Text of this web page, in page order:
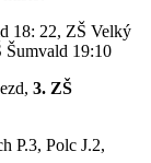
18: 22, ZŠ Velký
Šumvald 19:10
3. ZŠ
P.3, Polc J.2,